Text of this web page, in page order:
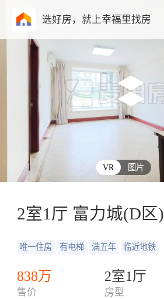
选好房，就上幸福里找房
VR 图片
2室1厅 富力城(D区)
唯一住房 有电梯 满五年 临近地铁
838万
售价
2室1厅
房型